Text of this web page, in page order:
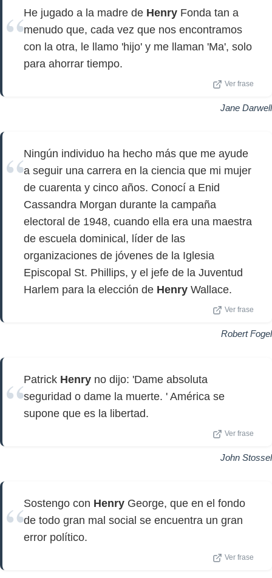
He jugado a la madre de Henry Fonda tan a
menudo que, cada vez que nos encontramos
con la otra, le llamo 'hijo' y me llaman 'Ma', solo
para ahorrar tiempo.
Ver frase
Jane Darwell
Ningún individuo ha hecho más que me ayude
a seguir una carrera en la ciencia que mi mujer
de cuarenta y cinco años. Conocí a Enid
Cassandra Morgan durante la campaña
electoral de 1948, cuando ella era una maestra
de escuela dominical, líder de las
organizaciones de jóvenes de la Iglesia
Episcopal St. Phillips, y el jefe de la Juventud
Harlem para la elección de Henry Wallace.
Ver frase
Robert Fogel
Patrick Henry no dijo: 'Dame absoluta
seguridad o dame la muerte. ' América se
supone que es la libertad.
Ver frase
John Stossel
Sostengo con Henry George, que en el fondo
de todo gran mal social se encuentra un gran
error político.
Ver frase